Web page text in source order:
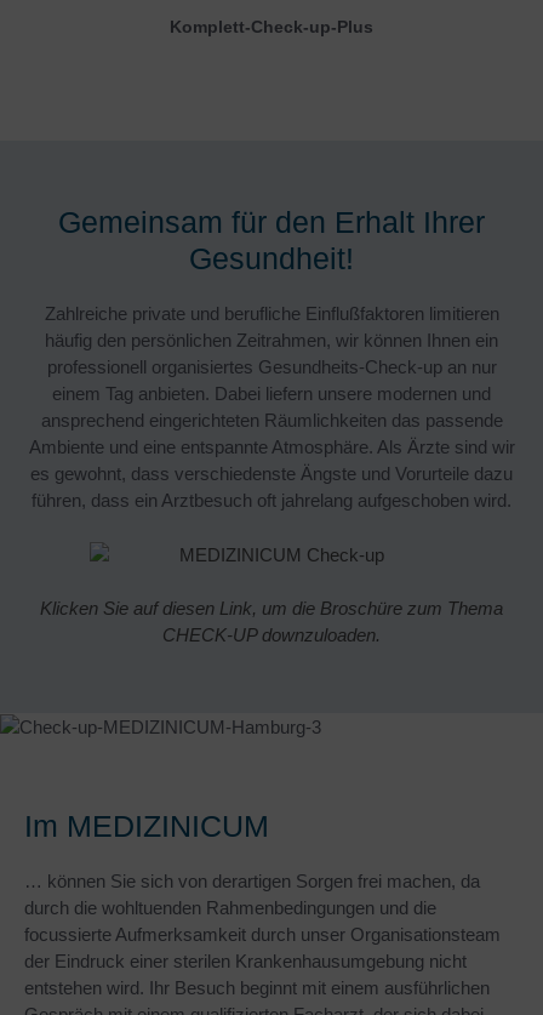
Komplett-Check-up-Plus
Gemeinsam für den Erhalt Ihrer
Gesundheit!
Zahlreiche private und berufliche Einflußfaktoren limitieren
häufig den persönlichen Zeitrahmen, wir können Ihnen ein
professionell organisiertes Gesundheits-Check-up an nur
einem Tag anbieten. Dabei liefern unsere modernen und
ansprechend eingerichteten Räumlichkeiten das passende
Ambiente und eine entspannte Atmosphäre. Als Ärzte sind wir
es gewohnt, dass verschiedenste Ängste und Vorurteile dazu
führen, dass ein Arztbesuch oft jahrelang aufgeschoben wird.
Klicken Sie auf diesen Link, um die Broschüre zum Thema
CHECK-UP downzuloaden.
Im MEDIZINICUM
… können Sie sich von derartigen Sorgen frei machen, da
durch die wohltuenden Rahmenbedingungen und die
focussierte Aufmerksamkeit durch unser Organisationsteam
der Eindruck einer sterilen Krankenhausumgebung nicht
entstehen wird. Ihr Besuch beginnt mit einem ausführlichen